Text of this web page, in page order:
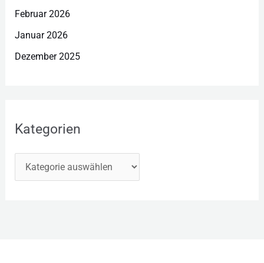
Februar 2026
Januar 2026
Dezember 2025
Kategorien